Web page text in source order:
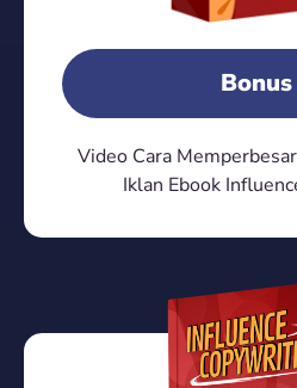
Video Cara
Iklan Ebook